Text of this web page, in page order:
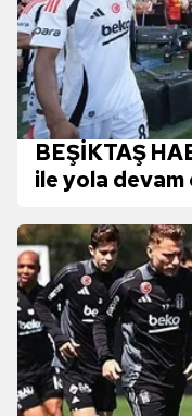
BEŞİKTAŞ
ile yola devam